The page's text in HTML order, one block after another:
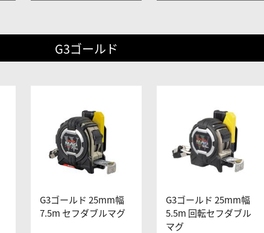
G3ゴールド
G3ゴールド 25mm幅
7.5m セフダブルマグ
G3ゴールド 25mm幅
5.5m 回転セフダブル
マグ